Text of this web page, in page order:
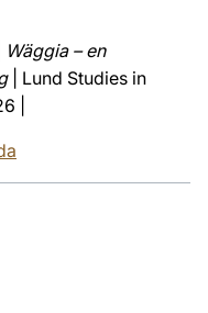
Wäggia – en
| Lund Studies in
|